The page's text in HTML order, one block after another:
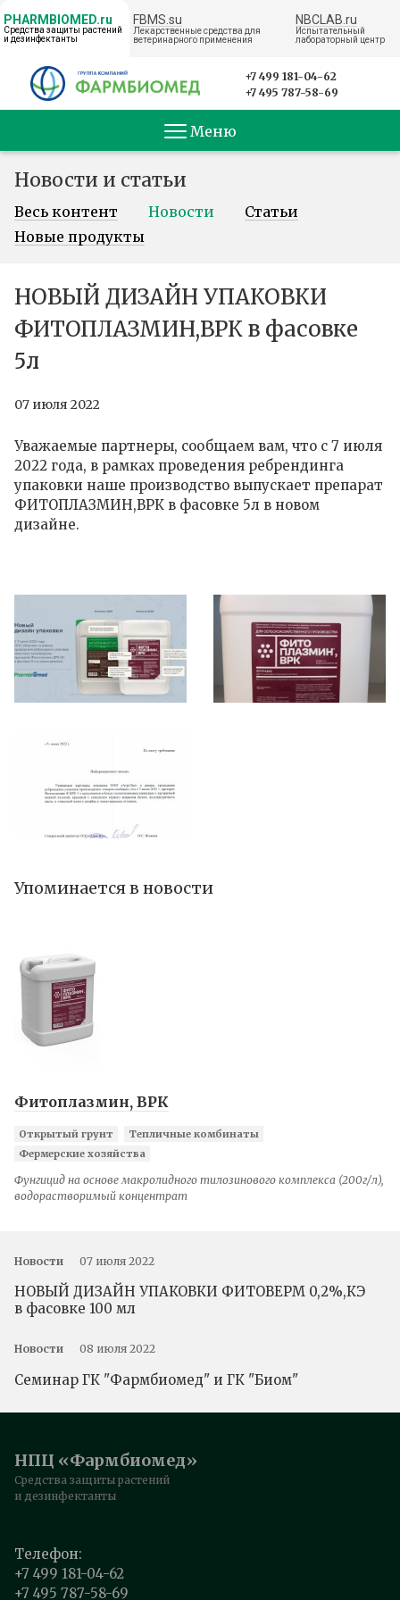
PHARMBIOMED.ru
Средства защиты растений
и дезинфектанты
FBMS.su
Лекарственные средства для
ветеринарного применения
NBCLAB.ru
Испытательный
лабораторный центр
← НА ГЛАВНУЮ
+7 499 181-04-62
+7 495 787-58-69
Меню
Новости и статьи
Весь контент Новости
Статьи
Новые продукты
НОВЫЙ ДИЗАЙН УПАКОВКИ
ФИТОПЛАЗМИН,ВРК в фасовке
5л
07 июля 2022
Уважаемые партнеры, сообщаем вам, что с 7 июля
2022 года, в рамках проведения ребрендинга
упаковки наше производство выпускает препарат
ФИТОПЛАЗМИН,ВРК в фасовке 5л в новом
дизайне.
Упоминается в новости
Фитоплазмин, ВРК
Открытый грунт
Тепличные комбинаты
Фермерские хозяйства
Фунгицид на основе макролидного тилозинового комплекса (200г/л),
водорастворимый концентрат
Новости 07 июля 2022
НОВЫЙ ДИЗАЙН УПАКОВКИ ФИТОВЕРМ 0,2%,КЭ
в фасовке 100 мл
Новости 08 июля 2022
Семинар ГК "Фармбиомед" и ГК "Биом"
НПЦ «Фармбиомед»
Средства защиты растений
и дезинфектанты
Телефон:
+7 499 181-04-62
+7 495 787-58-69